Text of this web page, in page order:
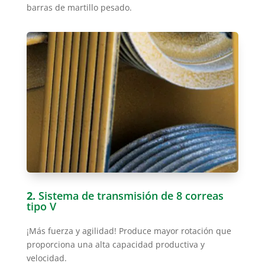
barras de martillo pesado.
2. Sistema de transmisión de 8 correas
tipo V
¡Más fuerza y agilidad! Produce mayor rotación que
proporciona una alta capacidad productiva y
velocidad.